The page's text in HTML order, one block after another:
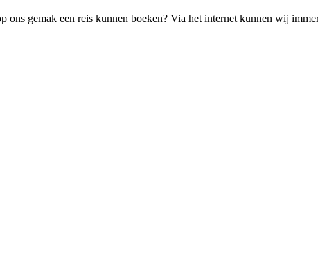
ons gemak een reis kunnen boeken? Via het internet kunnen wij